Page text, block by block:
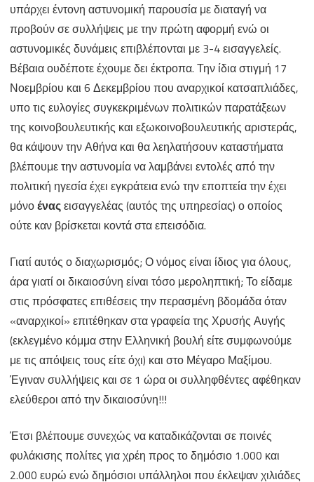
υπάρχει έντονη αστυνομική παρουσία με διαταγή να
προβούν σε συλλήψεις με την πρώτη αφορμή ενώ οι
αστυνομικές δυνάμεις επιβλέπονται με 3-4 εισαγγελείς.
Βέβαια ουδέποτε έχουμε δει έκτροπα. Την ίδια στιγμή 17
Νοεμβρίου και 6 Δεκεμβρίου που αναρχικοί κατσαπλιάδες,
υπο τις ευλογίες συγκεκριμένων πολιτικών παρατάξεων
της κοινοβουλευτικής και εξωκοινοβουλευτικής αριστεράς,
θα κάψουν την Αθήνα και θα λεηλατήσουν καταστήματα
βλέπουμε την αστυνομία να λαμβάνει εντολές από την
πολιτική ηγεσία έχει εγκράτεια ενώ την εποπτεία την έχει
μόνοέναςεισαγγελέας (αυτός της υπηρεσίας) ο οποίος
ούτε καν βρίσκεται κοντά στα επεισόδια.
Γιατί αυτός ο διαχωρισμός; Ο νόμος είναι ίδιος για όλους,
άρα γιατί οι δικαιοσύνη είναι τόσο μεροληπτική; Το είδαμε
στις πρόσφατες επιθέσεις την περασμένη βδομάδα όταν
«αναρχικοί» επιτέθηκαν στα γραφεία της Χρυσής Αυγής
(εκλεγμένο κόμμα στην Ελληνική βουλή είτε συμφωνούμε
με τις απόψεις τους είτε όχι) και στο Μέγαρο Μαξίμου.
Έγιναν συλλήψεις και σε 1 ώρα οι συλληφθέντες αφέθηκαν
ελεύθεροι από την δικαιοσύνη!!!
Έτσι βλέπουμε συνεχώς να καταδικάζονται σε ποινές
φυλάκισης πολίτες για χρέη προς το δημόσιο 1.000 και
2.000 ευρώ ενώ δημόσιοι υπάλληλοι που έκλεψαν χιλιάδες